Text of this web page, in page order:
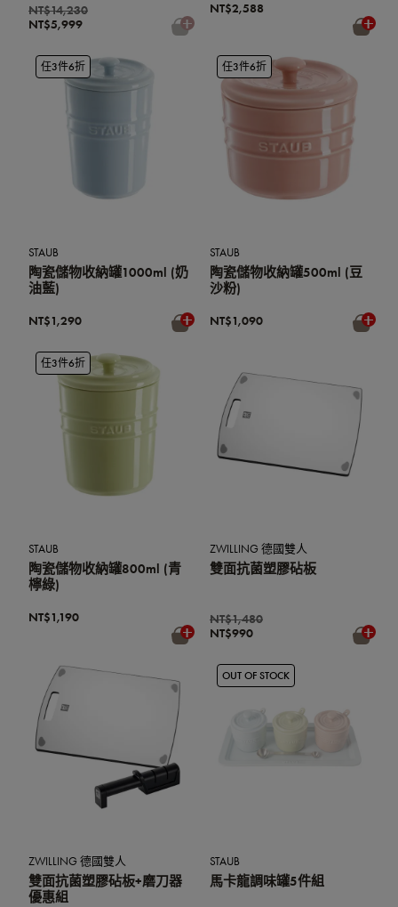
NT$5,999
NT$14,230 NT$2,588
任3件6折
STAUB
陶瓷儲物收納罐1000ml (奶
油藍)
NT$1,290
任3件6折
STAUB
陶瓷儲物收納罐500ml (豆
沙粉)
NT$1,090
任3件6折
STAUB
陶瓷儲物收納罐800ml (青
檸綠)
NT$1,190
ZWILLING 德國雙人
雙面抗菌塑膠砧板
NT$990
NT$1,480
ZWILLING 德國雙人
雙面抗菌塑膠砧板+磨刀器
優惠組
OUT OF STOCK
STAUB
馬卡龍調味罐5件組